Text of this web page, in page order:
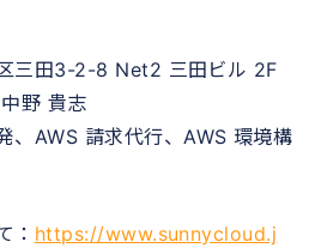
三田3-2-8 Net2 三田ビル 2F
野 貴志
、AWS 請求代行、AWS 環境構
： https://www.sunnycloud.j